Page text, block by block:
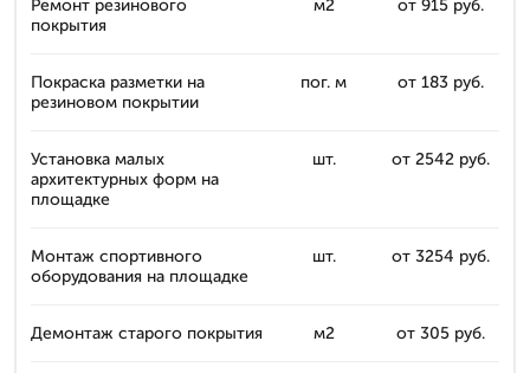
Ремонт резинового
покрытия
м2 от 915 руб.
Покраска разметки на
резиновом покрытии
пог. м от 183 руб.
Установка малых
архитектурных форм на
площадке
шт. от 2542 руб.
Монтаж спортивного
оборудования на площадке
шт. от 3254 руб.
Демонтаж старого покрытия м2 от 305 руб.